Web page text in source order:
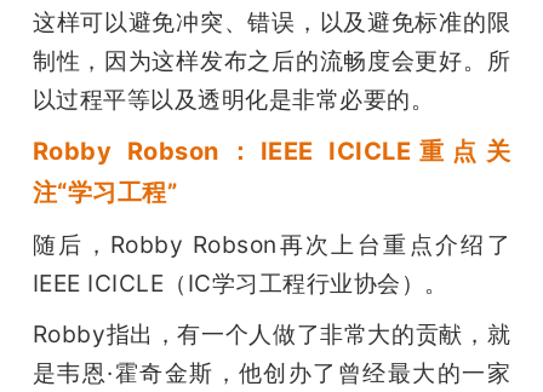
这样可以避免冲突、错误，以及避免标准的限
制性，因为这样发布之后的流畅度会更好。所
以过程平等以及透明化是非常必要的。
Robby Robson：IEEE ICICLE重点关
注“学习工程”
随后，Robby Robson再次上台重点介绍了
IEEE ICICLE（IC学习工程行业协会）。
Robby指出，有一个人做了非常大的贡献，就
是韦恩·霍奇金斯，他创办了曾经最大的一家